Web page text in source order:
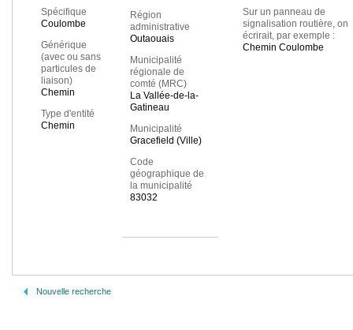
Spécifique
Coulombe
Générique
(avec ou sans
particules de
liaison)
Chemin
Type d'entité
Chemin
Région
administrative
Outaouais
Municipalité
régionale de
comté (MRC)
La Vallée-de-la-
Gatineau
Municipalité
Gracefield (Ville)
Code
géographique de
la municipalité
83032
Sur un panneau de
signalisation routière, on
écrirait, par exemple :
Chemin Coulombe
Nouvelle recherche